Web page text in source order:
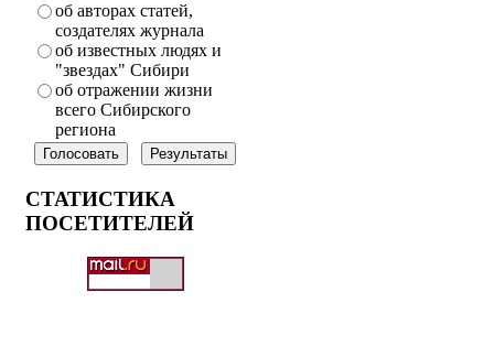
об авторах статей,
создателях журнала
об известных людях и
"звездах" Сибири
об отражении жизни
всего Сибирского
региона
СТАТИСТИКА
ПОСЕТИТЕЛЕЙ